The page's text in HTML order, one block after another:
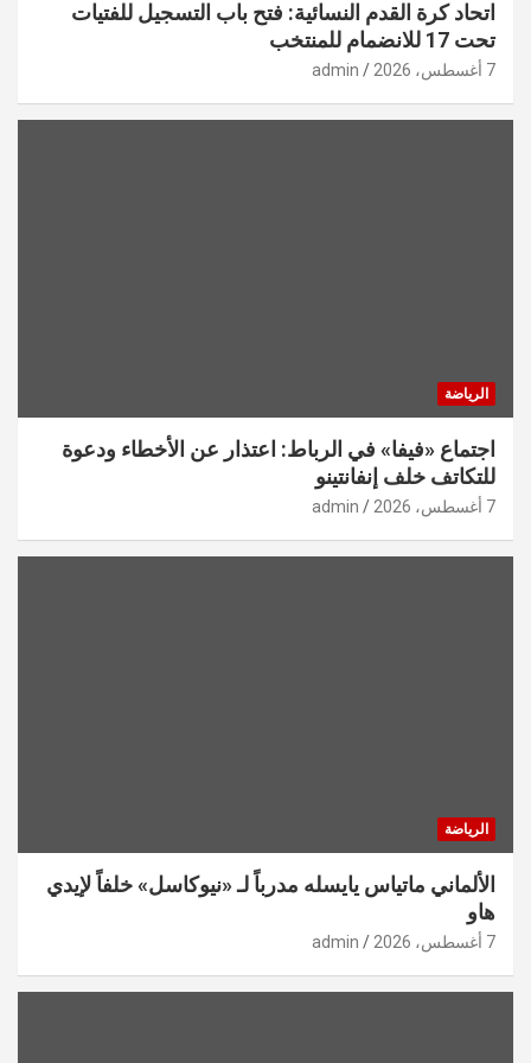
اتحاد كرة القدم النسائية: فتح باب التسجيل للفتيات
تحت 17 للانضمام للمنتخب
7 أغسطس، 2026 admin
الرياضة
اجتماع «فيفا» في الرباط: اعتذار عن الأخطاء ودعوة
للتكاتف خلف إنفانتينو
7 أغسطس، 2026 admin
الرياضة
الألماني ماتياس يايسله مدرباً لـ «نيوكاسل» خلفاً لإيدي
هاو
7 أغسطس، 2026 admin